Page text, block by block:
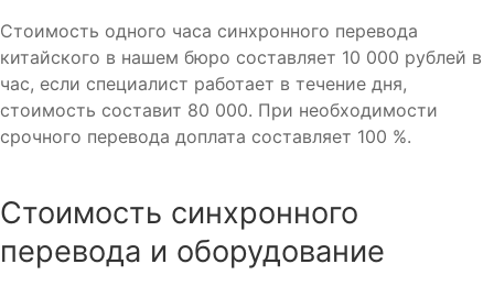
Стоимость одного часа синхронного перевода
китайского в нашем бюро составляет 10 000 рублей в
час, если специалист работает в течение дня,
стоимость составит 80 000. При необходимости
срочного перевода доплата составляет 100 %.
Стоимость синхронного
перевода и оборудование